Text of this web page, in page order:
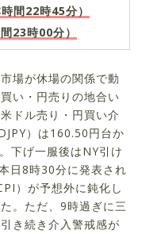
間22時45分）
23時00分）
場が休場の関係で動
い・円売りの地合い
ドル売り・円買い介
）は160.50円台か
下げ一服後はNY引け
日8時30分に発表され
）が予想外に鈍化し
。ただ、9時過ぎに三
き続き介入警戒感が